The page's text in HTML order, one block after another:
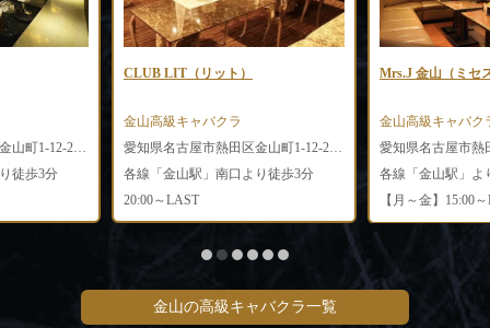
愛知県名古屋市熱田区金山町1-12-2 金山会館4F
徒歩3分
CLUB LIT（リット）
金山高級キャバクラ
愛知県名古屋市熱田区金山町1-12-2 金山会館5F
各線「金山駅」南口より徒歩3分
20:00～LAST
Mrs.J 金山（ミセ
金山高級キャバク
各線「金山駅」よ
金山の高級キャバクラ一覧